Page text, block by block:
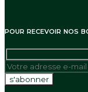
POUR RECEVOIR NOS